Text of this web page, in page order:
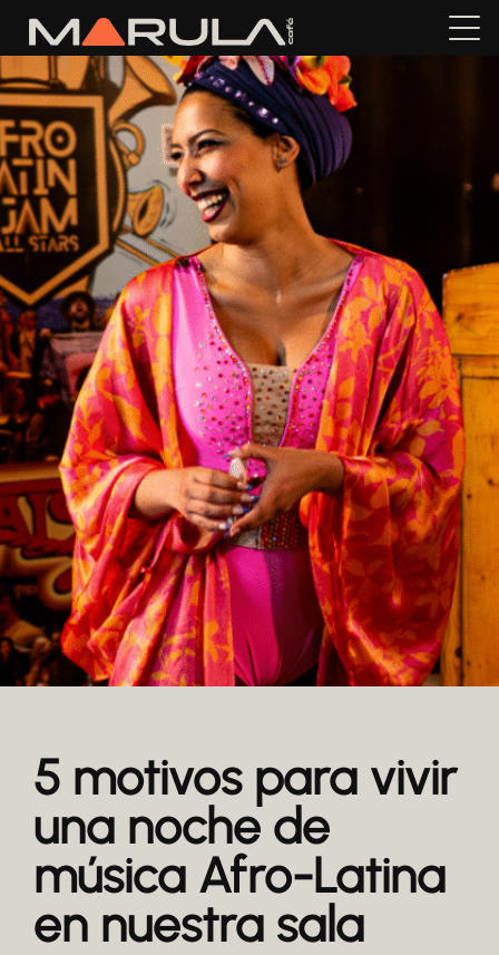
5 motivos para vivir
una noche de
música Afro-Latina
en nuestra sala